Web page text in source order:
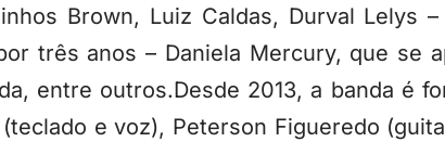
Brown, Luiz Caldas, Durval Lelys
três anos – Daniela Mercury, que se
entre outros.Desde 2013, a banda é
e voz), Peterson Figueredo